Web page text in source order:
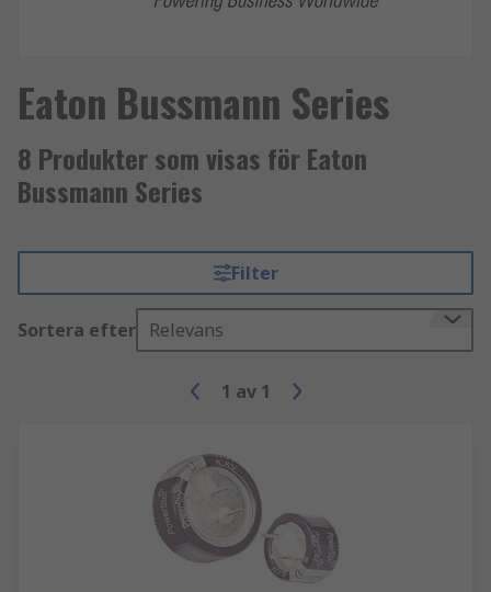
Eaton Bussmann Series
8 Produkter som visas för Eaton
Bussmann Series
Filter
Sortera efter Relevans
1 av 1